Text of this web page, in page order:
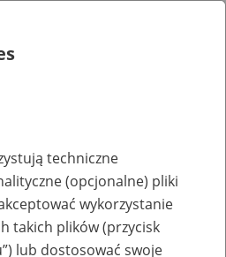
techniczne
(opcjonalne) pliki
wykorzystanie
takich plików (przycisk
lub dostosować swoje